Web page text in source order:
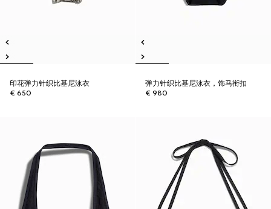
印花弹力针织比基尼泳衣
€ 650
弹力针织比基尼泳衣，饰马衔扣
€ 980